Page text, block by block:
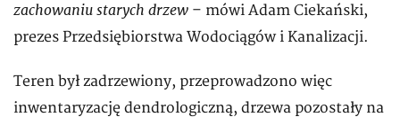
zachowaniu starych drzew – mówi Adam Ciekański,
prezes Przedsiębiorstwa Wodociągów i Kanalizacji.
Teren był zadrzewiony, przeprowadzono więc
inwentaryzację dendrologiczną, drzewa pozostały na